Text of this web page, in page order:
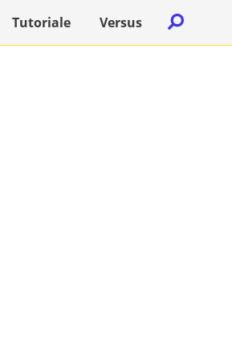
Caută
după:
Tutoriale Versus